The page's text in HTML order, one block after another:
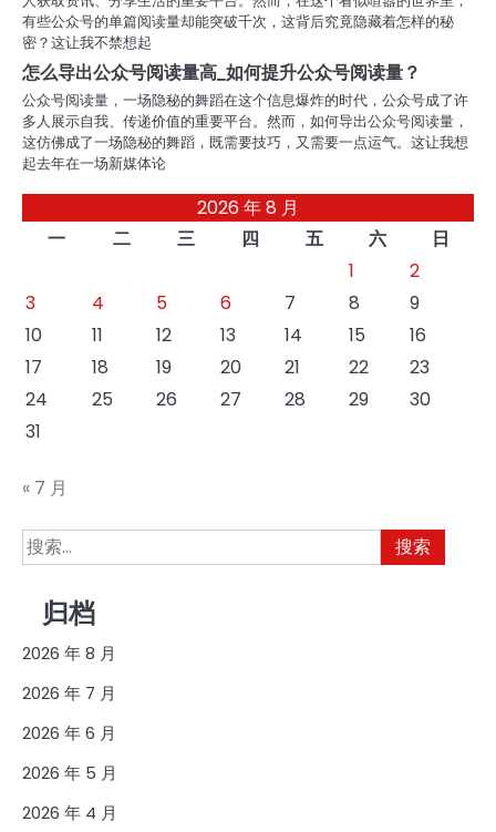
有些公众号的单篇阅读量却能突破千次，这背后究竟隐藏着怎样的秘
密？这让我不禁想起
怎么导出公众号阅读量高_如何提升公众号阅读量？
公众号阅读量，一场隐秘的舞蹈在这个信息爆炸的时代，公众号成了许
多人展示自我、传递价值的重要平台。然而，如何导出公众号阅读量，
这仿佛成了一场隐秘的舞蹈，既需要技巧，又需要一点运气。这让我想
起去年在一场新媒体论
2026 年 8 月
一
二 三 四 五 六
日
1
2
3
4 5 6 7 8
9
10
11 12 13 14 15
16
17
18 19 20 21 22
23
24
25 26 27 28 29
30
31
« 7 月
搜
索：
归档
2026 年 8 月
2026 年 7 月
2026 年 6 月
2026 年 5 月
2026 年 4 月